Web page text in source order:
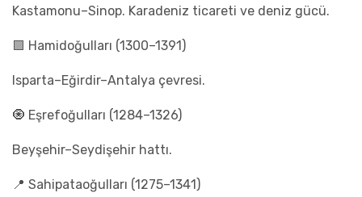
Kastamonu–Sinop. Karadeniz ticareti ve deniz gücü.
🟪 Hamidoğulları (1300–1391)
Isparta–Eğirdir–Antalya çevresi.
🧿 Eşrefoğulları (1284–1326)
Beyşehir–Seydişehir hattı.
📍 Sahipataoğulları (1275–1341)